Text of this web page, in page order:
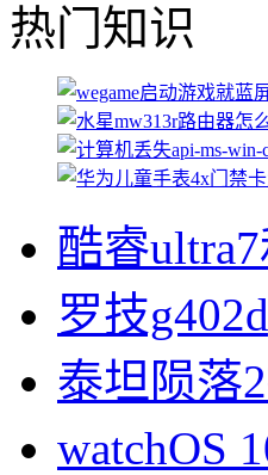
热门知识
酷睿
罗技
泰坦陨落
watchOS